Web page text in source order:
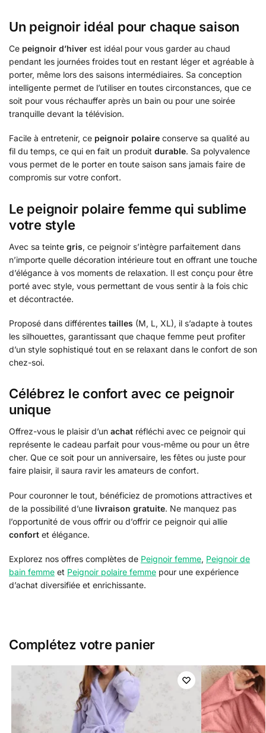
Un peignoir idéal pour chaque saison
Ce peignoir d’hiver est idéal pour vous garder au chaud
pendant les journées froides tout en restant léger et agréable à
porter, même lors des saisons intermédiaires. Sa conception
intelligente permet de l’utiliser en toutes circonstances, que ce
soit pour vous réchauffer après un bain ou pour une soirée
tranquille devant la télévision.
Facile à entretenir, ce peignoir polaire conserve sa qualité au
fil du temps, ce qui en fait un produit durable. Sa polyvalence
vous permet de le porter en toute saison sans jamais faire de
compromis sur votre confort.
Le peignoir polaire femme qui sublime
votre style
Avec sa teinte gris, ce peignoir s’intègre parfaitement dans
n’importe quelle décoration intérieure tout en offrant une touche
d’élégance à vos moments de relaxation. Il est conçu pour être
porté avec style, vous permettant de vous sentir à la fois chic
et décontractée.
Proposé dans différentes tailles (M, L, XL), il s’adapte à toutes
les silhouettes, garantissant que chaque femme peut profiter
d’un style sophistiqué tout en se relaxant dans le confort de son
chez-soi.
Célébrez le confort avec ce peignoir
unique
Offrez-vous le plaisir d’un achat réfléchi avec ce peignoir qui
représente le cadeau parfait pour vous-même ou pour un être
cher. Que ce soit pour un anniversaire, les fêtes ou juste pour
faire plaisir, il saura ravir les amateurs de confort.
Pour couronner le tout, bénéficiez de promotions attractives et
de la possibilité d’une livraison gratuite. Ne manquez pas
l’opportunité de vous offrir ou d’offrir ce peignoir qui allie
confort et élégance.
Explorez nos offres complètes de Peignoir femme, Peignoir de
bain femme et Peignoir polaire femme pour une expérience
d’achat diversifiée et enrichissante.
Complétez votre panier